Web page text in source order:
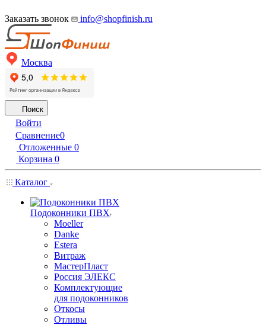
Заказать звонок info@shopfinish.ru
Москва
Поиск
Войти
Сравнение0
Отложенные 0
Корзина 0
Каталог
Подоконники ПВХ
Moeller
Danke
Estera
Витраж
МастерПласт
Россия ЭЛЕКС
Комплектующие
для подоконников
Откосы
Отливы